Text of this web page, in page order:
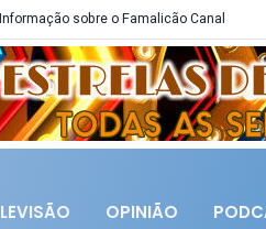
Informação sobre o Famalicão Canal
OPINIÃO